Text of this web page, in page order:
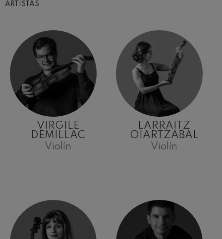
ARTISTAS
VIRGILE
DEMILLAC
Violín
LARRAITZ
OIARTZABAL
Violín